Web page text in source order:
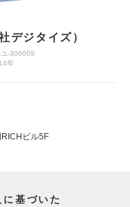
デジタイズ）
-306609
年
ビル5F
基づいた